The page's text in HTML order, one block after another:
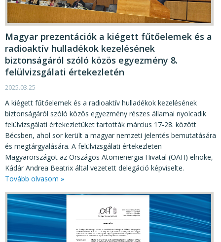
JOGI SZABÁLYOZÁS, ÚTMUTATÓK
KIADVÁNYOK, JELENTÉSEK
NYOMTATVÁNYOK, SZOFTVEREK
E-ÜGYINTÉZÉS
Magyar prezentációk a kiégett fűtőelemek és a
radioaktív hulladékok kezelésének
biztonságáról szóló közös egyezmény 8.
felülvizsgálati értekezletén
2025.03.25
A kiégett fűtőelemek és a radioaktív hulladékok kezelésének
biztonságáról szóló közös egyezmény részes államai nyolcadik
felülvizsgálati értekezletüket tartották március 17-28. között
Bécsben, ahol sor került a magyar nemzeti jelentés bemutatására
és megtárgyalására. A felülvizsgálati értekezleten
Magyarországot az Országos Atomenergia Hivatal (OAH) elnöke,
Kádár Andrea Beatrix által vezetett delegáció képviselte.
Tovább olvasom »